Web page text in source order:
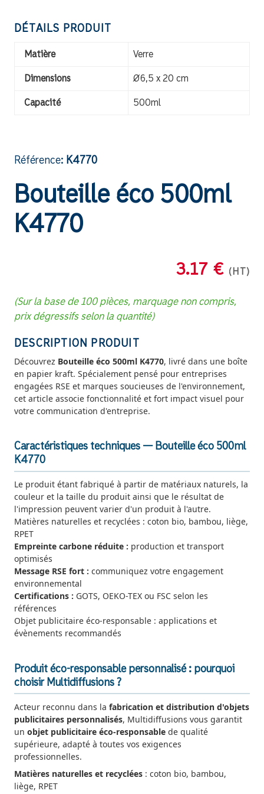
DÉTAILS PRODUIT
Matière Verre
Dimensions Ø6,5 x 20 cm
Capacité 500ml
Référence: K4770
Bouteille éco 500ml
K4770
3.17 € (HT)
(Sur la base de 100 pièces, marquage non compris,
prix dégressifs selon la quantité)
DESCRIPTION PRODUIT
Découvrez Bouteille éco 500ml K4770, livré dans une boîte
en papier kraft. Spécialement pensé pour entreprises
engagées RSE et marques soucieuses de l'environnement,
cet article associe fonctionnalité et fort impact visuel pour
votre communication d'entreprise.
Caractéristiques techniques — Bouteille éco 500ml
K4770
Le produit étant fabriqué à partir de matériaux naturels, la
couleur et la taille du produit ainsi que le résultat de
l'impression peuvent varier d'un produit à l'autre.
Matières naturelles et recyclées : coton bio, bambou, liège,
RPET
Empreinte carbone réduite : production et transport
optimisés
Message RSE fort : communiquez votre engagement
environnemental
Certifications : GOTS, OEKO-TEX ou FSC selon les
références
Objet publicitaire éco-responsable : applications et
évènements recommandés
Produit éco-responsable personnalisé : pourquoi
choisir Multidiffusions ?
Acteur reconnu dans la fabrication et distribution d'objets
publicitaires personnalisés, Multidiffusions vous garantit
un objet publicitaire éco-responsable de qualité
supérieure, adapté à toutes vos exigences
professionnelles.
Matières naturelles et recyclées : coton bio, bambou,
liège, RPET